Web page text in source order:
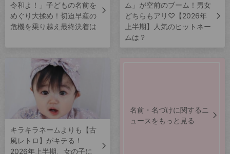
令和よ！」子どもの名前を
めぐり大揉め！切迫早産の
危機を乗り越え最終決着は
ム」が空前のブーム！男女
どちらもアリ♡【2026年
上半期】人気のヒットネー
ムは？
キラキラネームよりも【古
風レトロ】がキテる！
2026年上半期、女の子に
名前・名づけに関するニ
ュースをもっと見る